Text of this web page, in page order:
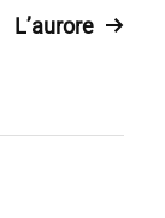
L’aurore